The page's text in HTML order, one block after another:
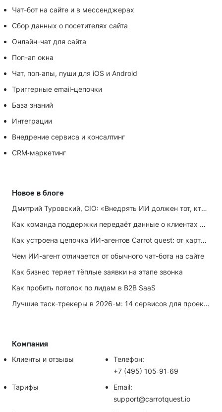
Чат-бот на сайте и в мессенджерах
Сбор данных о посетителях сайта
Онлайн-чат для сайта
Поп-ап окна
Чат, поп‑апы, пуши для iOS и Android
Триггерные email-цепочки
База знаний
Интеграции
Внедрение сервиса и консалтинг
CRM‑маркетинг
Новое в блоге
Дмитрий Туровский, CIO: «Внедрять ИИ должен тот, кто ИИ не любит»
Как команда поддержки передаёт данные о клиентах маркетингу
Как устроена цепочка ИИ-агентов Carrot quest: от карточки лида до записи на встречу
Чем ИИ-агент отличается от обычного чат-бота на сайте
Как бизнес теряет тёплые заявки на этапе звонка
Как пробить потолок по лидам в B2B SaaS
Лучшие таск-трекеры в 2026-м: 14 сервисов для проектов и личных задач
Компания
Клиенты и отзывы
Телефон:
+7 (495) 105‑91‑69
Тарифы
Email:
support@carrotquest.io